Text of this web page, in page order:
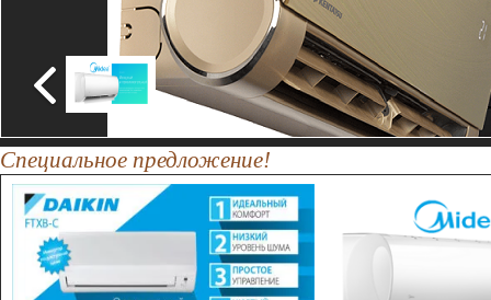
Специальное предложение!